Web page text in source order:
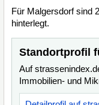
Für Malgersdorf sind
hinterlegt.
Standortprofil
Auf
Immobilien- und